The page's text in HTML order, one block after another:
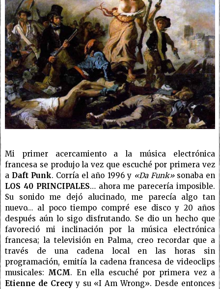
Mi primer acercamiento a la música electrónica
francesa se produjo la vez que escuché por primera vez
a Daft Punk. Corría el año 1996 y «Da Funk»sonaba en
LOS 40 PRINCIPALES… ahora me parecería imposible.
Su sonido me dejó alucinado, me parecía algo tan
nuevo… al poco tiempo compré ese disco y 20 años
después aún lo sigo disfrutando. Se dio un hecho que
favoreció mi inclinación por la música electrónica
francesa; la televisión en Palma, creo recordar que a
través de una cadena local en las horas sin
programación, emitía la cadena francesa de videoclips
musicales: MCM. En ella escuché por primera vez a
Etienne de Crecyy su «I Am Wrong». Desde entonces